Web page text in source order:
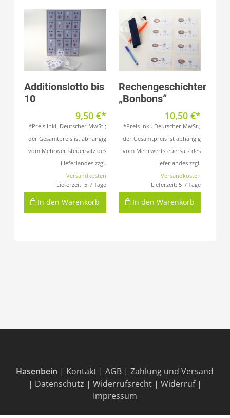
Produkt anzeigen
Additionslotto bis
10
In den Warenkorb
9,50 €
*Preis inkl. Deutscher MwSt.;
der Gesamtpreis ist abhängig
vom Mehrwertsteuersatz des
Lieferlandes zzgl.
Versandkosten
Lieferzeit: 5-7 Tage
Produkt anzeigen
Rechengeschichten
„Bonbons“
In den Warenkorb
10,50 €
*Preis inkl. Deutscher MwSt.;
der Gesamtpreis ist abhängig
vom Mehrwertsteuersatz des
Lieferlandes zzgl.
Versandkosten
Lieferzeit: 5-7 Tage
Hasenbein | Kontakt |AGB |Zahlung und Versand
| Datenschutz | Widerrufsrecht| Widerruf|
Impressum